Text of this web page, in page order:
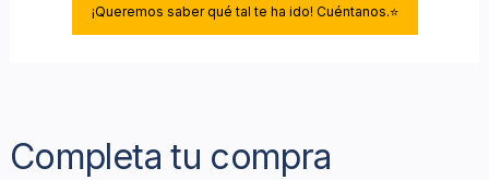
¡Queremos saber qué tal te ha ido! Cuéntanos.⭐
Completa tu compra